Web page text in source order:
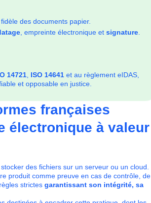
des documents papier.
, empreinte électronique et signature.
14721, ISO 14641et au règlement eIDAS,
et opposable en justice.
françaises
électronique à valeur
des fichiers sur un serveur ou un cloud.
produit comme preuve en cas de contrôle, de
strictes garantissant son intégrité, sa